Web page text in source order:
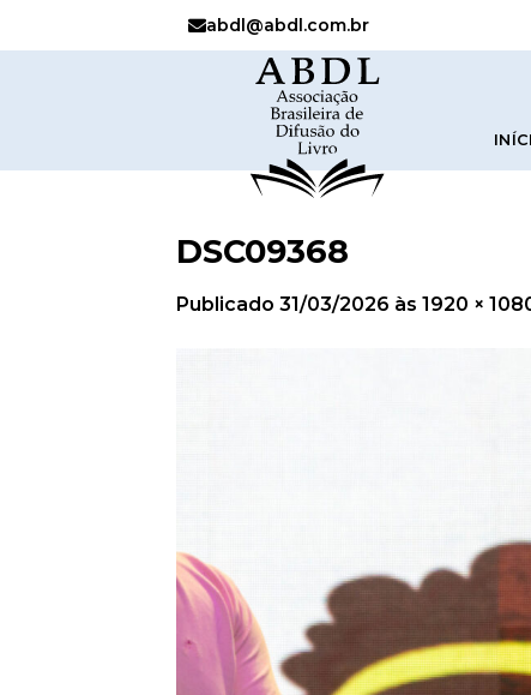
abdl@abdl.com.br
DSC09368
Publicado 31/03/2026 às 1920 ×